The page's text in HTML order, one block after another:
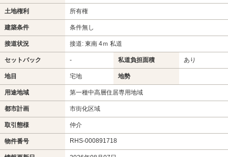
土地権利 所有権
建築条件 条件無し
接道状況 接道: 東南 4ｍ 私道
セットバック - 私道負担面積 あり
地目 宅地 地勢
用途地域 第一種中高層住居専用地域
都市計画 市街化区域
取引態様 仲介
物件番号 RHS-000891718